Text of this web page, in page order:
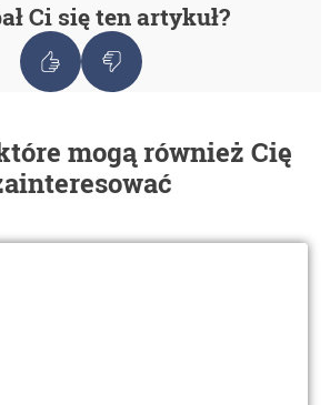
Ci się ten artykuł?
mogą również Cię